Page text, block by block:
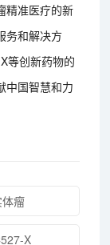
精准医疗的新
务和解决方
等创新药物的
中国智慧和力
体瘤
X